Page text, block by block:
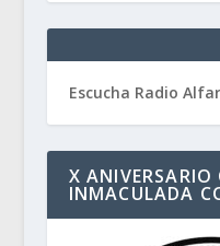
Escucha Radio
X
INMACULADA